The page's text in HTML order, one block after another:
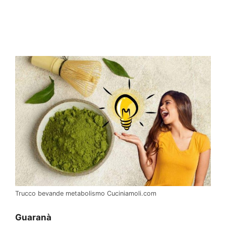
Trucco bevande metabolismo Cuciniamoli.com
Guaranà